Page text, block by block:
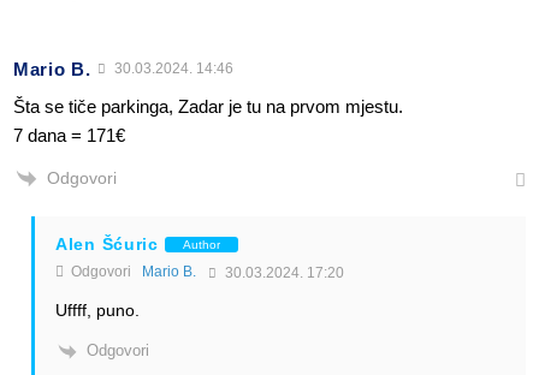
Mario B. 30.03.2024. 14:46
Šta se tiče parkinga, Zadar je tu na prvom mjestu.
7 dana = 171€
Odgovori
Alen Šćuric Author
Odgovori Mario B. 30.03.2024. 17:20
Uffff, puno.
Odgovori